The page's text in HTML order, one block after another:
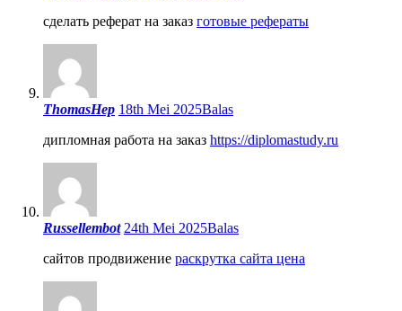
сделать реферат на заказ готовые рефераты
ThomasHep 18th Mei 2025Balas
дипломная работа на заказ https://diplomastudy.ru
Russellembot 24th Mei 2025Balas
сайтов продвижение раскрутка сайта цена